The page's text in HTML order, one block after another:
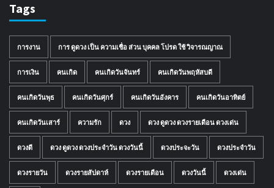
Tags
การงาน การ ดูดวง เป็น ความเชื่อ ส่วน บุคคล โปรด ใช้ วิจารณญาณ
การเงิน คนเกิด คนเกิดวันจันทร์ คนเกิดวันพฤหัสบดี
คนเกิดวันพุธ คนเกิดวันศุกร์ คนเกิดวันอังคาร คนเกิดวันอาทิตย์
คนเกิดวันเสาร์ ความรัก ดวง ดวง ดูดวง ดวงรายเดือน ดวงเด่น
ดวงดี ดวง ดูดวง ดวงประจำวัน ดวงวันนี้ ดวงประจะวัน ดวงประจำวัน
ดวงรายวัน ดวงรายสัปดาห์ ดวงรายเดือน ดวงวันนี้ ดวงเด่น